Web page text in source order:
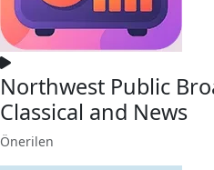
Northwest Public
Classical and News
Önerilen